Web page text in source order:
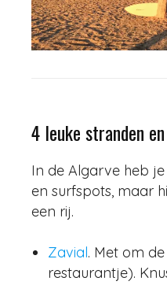
4 leuke stranden
In de Algarve heb
en surfspots, maar
een rij.
Zavial. Met om
restaurantje).